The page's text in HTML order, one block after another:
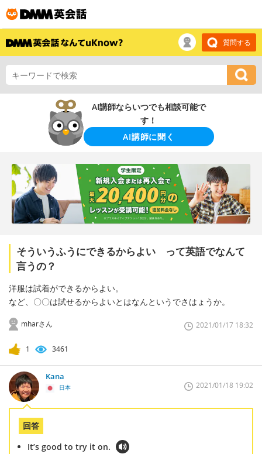
質問する
AI講師ならいつでも相談可能で
す！
AI講師に聞く
そういうふうにできるからよい って英語でなんて
言うの？
洋服は試着ができるからよい。
など、〇〇は試せるからよいとはなんというでさはょうか。
mharさん 2021/01/17 18:32
1 3461
Kana
日本 2021/01/18 19:02
回答
It’s good to try it on.